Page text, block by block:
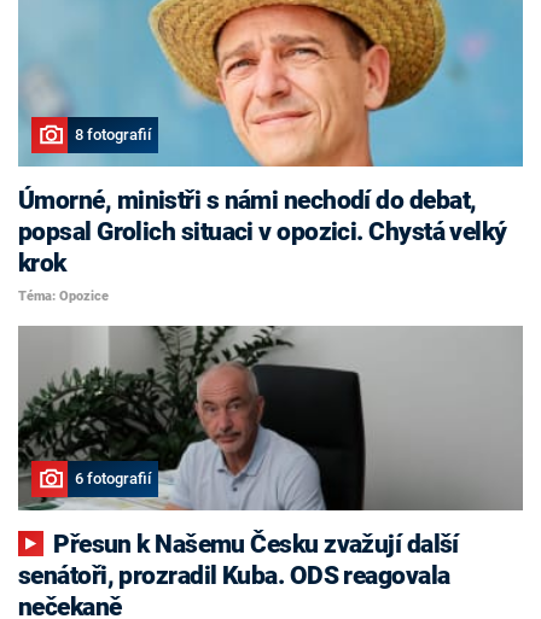
8 fotografií
Úmorné, ministři s námi nechodí do debat,
popsal Grolich situaci v opozici. Chystá velký
krok
Téma: Opozice
6 fotografií
senátoři, prozradil Kuba. ODS reagovala
nečekaně